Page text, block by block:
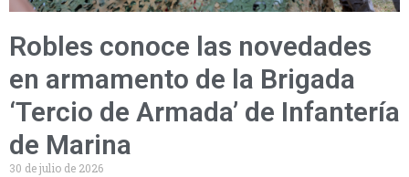
Robles conoce las novedades
en armamento de la Brigada
‘Tercio de Armada’ de Infantería
de Marina
30 de julio de 2026